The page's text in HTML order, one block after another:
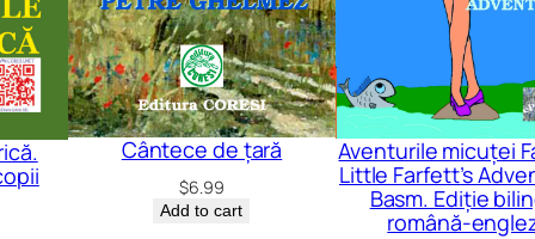
Cântece de țară
$6.99
Add to cart
Aventurile micuței
Little Farfett’s
Basm. Ediție
română-